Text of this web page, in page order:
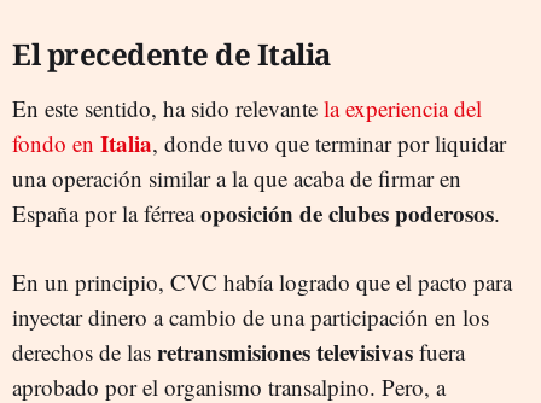
El precedente de Italia
En este sentido, ha sido relevante la experiencia del
fondo en Italia, donde tuvo que terminar por liquidar
una operación similar a la que acaba de firmar en
España por la férreaoposición de clubes poderosos.
En un principio, CVC había logrado que el pacto para
inyectar dinero a cambio de una participación en los
derechos de las retransmisiones televisivas fuera
aprobado por el organismo transalpino. Pero, a